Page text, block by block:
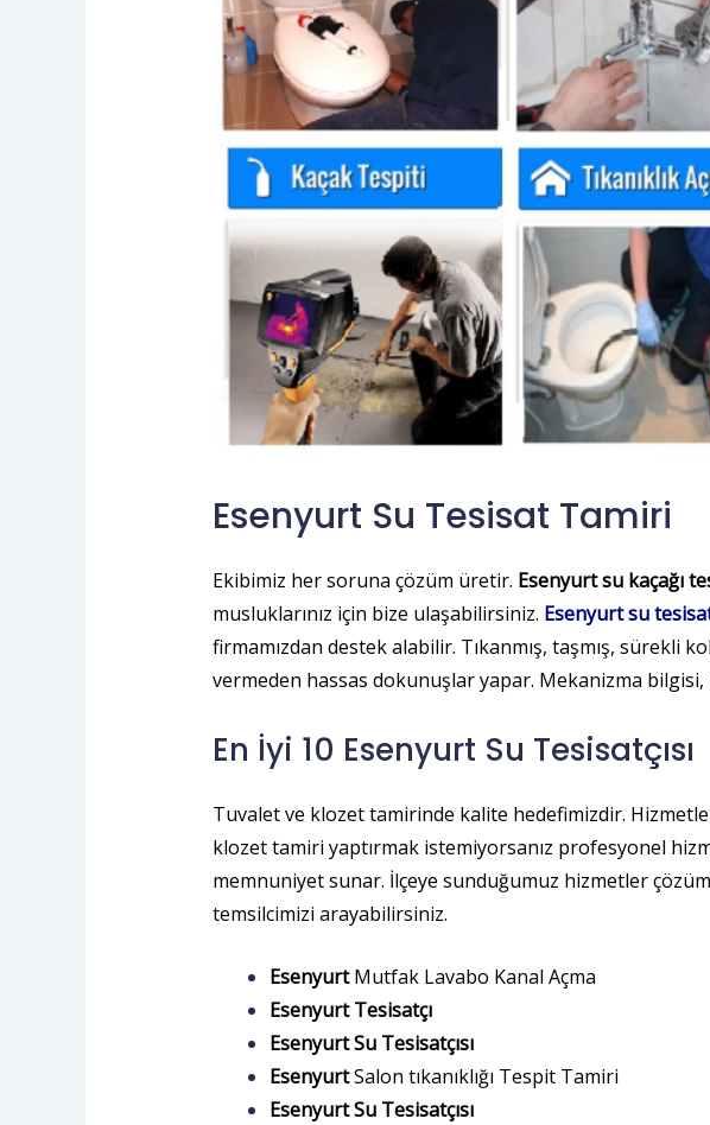
Esenyurt Su Tesisat Tamiri
Ekibimiz her soruna çözüm üretir. Esenyurt su kaçağı
musluklarınız için bize ulaşabilirsiniz. Esenyurt su
firmamızdan destek alabilir. Tıkanmış, taşmış, sürekli
vermeden hassas dokunuşlar yapar. Mekanizma bilgisi,
En İyi 10 Esenyurt Su Tesisatçısı
Tuvalet ve klozet tamirinde kalite hedefimizdir.
klozet tamiri yaptırmak istemiyorsanız profesyonel
memnuniyet sunar. İlçeye sunduğumuz hizmetler
temsilcimizi arayabilirsiniz.
EsenyurtMutfak Lavabo Kanal Açma
EsenyurtTesisatçı
EsenyurtSu Tesisatçısı
EsenyurtSalon tıkanıklığı Tespit Tamiri
Esenyurt Su Tesisatçısı